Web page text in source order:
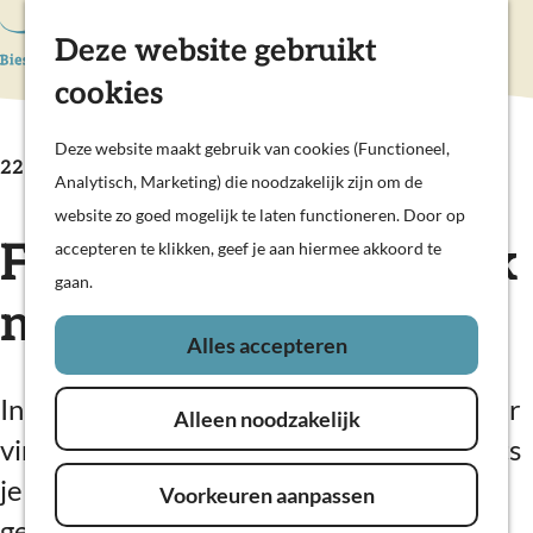
Deze website gebruikt
cookies
Deze website maakt gebruik van cookies (Functioneel,
Analytisch, Marketing) die noodzakelijk zijn om de
website zo goed mogelijk te laten functioneren. Door op
accepteren te klikken, geef je aan hiermee akkoord te
gaan.
Alles accepteren
Alleen noodzakelijk
Voorkeuren aanpassen
G
n
e
o
e
p
K
a
r
t
Z
k
e
n
n
u
Actief & sportief
Op pad met kinderen
Woudrichem
Plan je bezoek
Eten en drinken
Veerdiensten
Weekendje weg
In de regio
Fietsexpeditie op zoek
naar arenden
22 augustus, 12 september
In dit gebied waar vissen hun kraamkamer
vinden en (zee)arenden rondcirkelen, fiets
je onder leiding van een expert door het